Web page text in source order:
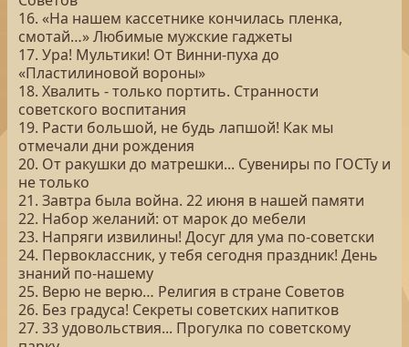
16. «На нашем кассетнике кончилась пленка,
смотай…» Любимые мужские гаджеты
17. Ура! Мультики! От Винни-пуха до
«Пластилиновой вороны»
18. Хвалить - только портить. Странности
советского воспитания
19. Расти большой, не будь лапшой! Как мы
отмечали дни рождения
20. От ракушки до матрешки... Сувениры по ГОСТу и
не только
21. Завтра была война. 22 июня в нашей памяти
22. Набор желаний: от марок до мебели
23. Напряги извилины! Досуг для ума по-советски
24. Первоклассник, у тебя сегодня праздник! День
знаний по-нашему
25. Верю не верю… Религия в стране Советов
26. Без градуса! Секреты советских напитков
27. 33 удовольствия... Прогулка по советскому